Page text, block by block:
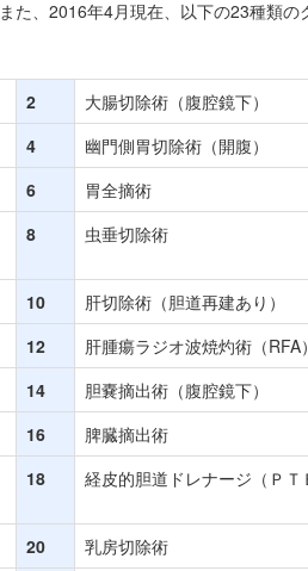
た、2016年4月現在、以下の23種類の
2
大腸切除術（腹腔鏡下）
4
幽門側胃切除術（開腹）
6
胃全摘術
8 虫垂切除術
10
肝切除術（胆道再建あり）
12
肝腫瘍ラジオ波焼灼術（RFA）
14
胆嚢摘出術（腹腔鏡下）
16
脾臓摘出術
18 経皮的胆道ドレナージ（ＰＴ
20
乳房切除術